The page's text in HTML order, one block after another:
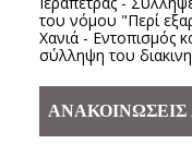
του νόμου "Περί
Χανιά - Εντοπισμός
σύλληψη του
ΑΝΑΚΟΙΝΩΣΕΙΣ